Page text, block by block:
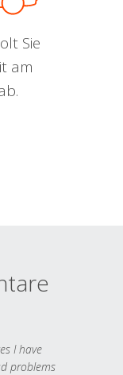
Sie
am
I have
problems